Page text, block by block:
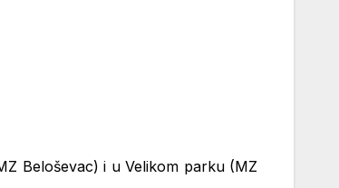
Beloševac) i u Velikom parku (MZ